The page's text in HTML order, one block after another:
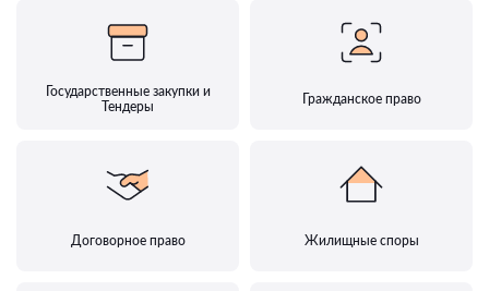
Государственные закупки и
Тендеры
Гражданское право
Договорное право Жилищные споры